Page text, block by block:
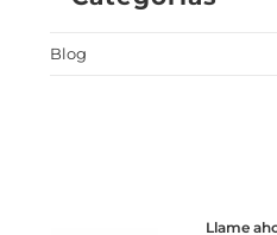
Blog
Llame